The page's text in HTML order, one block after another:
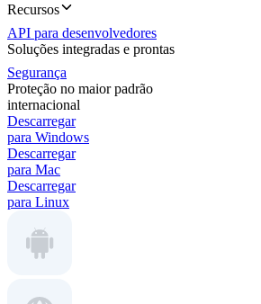
Recursos
API para desenvolvedores
Soluções integradas e prontas
Segurança
Proteção no maior padrão
internacional
Descarregar
para Windows
Descarregar
para Mac
Descarregar
para Linux